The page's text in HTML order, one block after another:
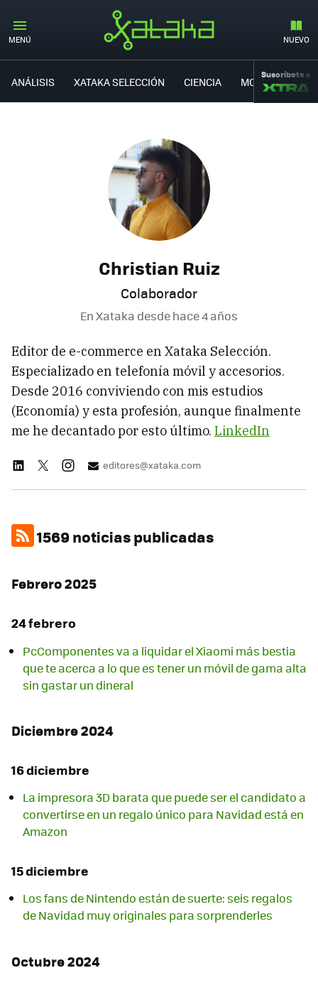
MENÚ NUEVO
ANÁLISIS XATAKA SELECCIÓN CIENCIA MOVILIDAD
Suscríbete a
Christian Ruiz
Colaborador
En Xataka desdehace 4 años
Editor de e-commerce en Xataka Selección.
Especializado en telefonía móvil y accesorios.
Desde 2016 conviviendo con mis estudios
(Economía) y esta profesión, aunque finalmente
me he decantado por esto último. LinkedIn
editores@xataka.com
1569 noticias publicadas
Febrero 2025
24 febrero
PcComponentes va a liquidar el Xiaomi más bestia
que te acerca a lo que es tener un móvil de gama alta
sin gastar un dineral
Diciembre 2024
16 diciembre
La impresora 3D barata que puede ser el candidato a
convertirse en un regalo único para Navidad está en
Amazon
15 diciembre
Los fans de Nintendo están de suerte: seis regalos
de Navidad muy originales para sorprenderles
Octubre 2024